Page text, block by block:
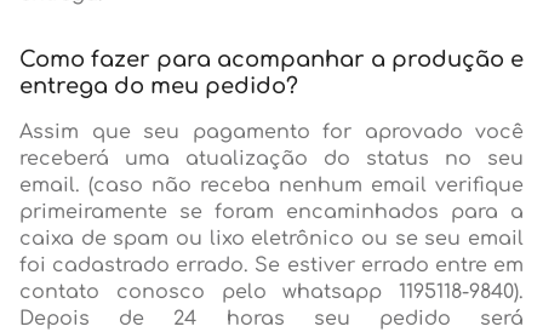
Como fazer para acompanhar a produção e
entrega do meu pedido?
Assim que seu pagamento for aprovado você
receberá uma atualização do status no seu
email. (caso não receba nenhum email verifique
primeiramente se foram encaminhados para a
caixa de spam ou lixo eletrônico ou se seu email
foi cadastrado errado. Se estiver errado entre em
contato conosco pelo whatsapp 1195118-9840).
Depois de 24 horas seu pedido será